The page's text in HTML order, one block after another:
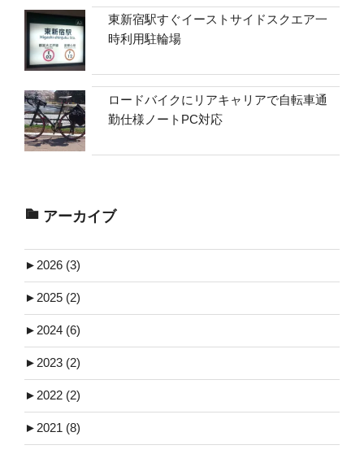
東新宿駅すぐイーストサイドスクエア一
時利用駐輪場
ロードバイクにリアキャリアで自転車通
勤仕様ノートPC対応
アーカイブ
► 2026 (3)
► 2025 (2)
► 2024 (6)
► 2023 (2)
► 2022 (2)
► 2021 (8)